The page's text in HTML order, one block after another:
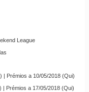
League
| Prémios a 10/05/2018 (Qui)
Prémios a 17/05/2018 (Qui)